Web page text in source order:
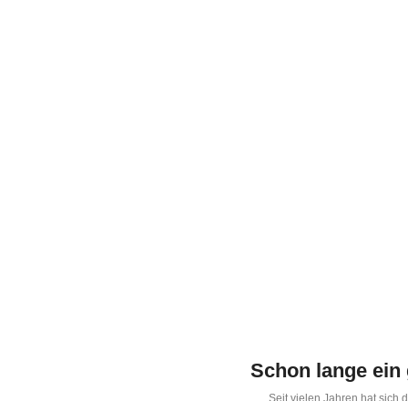
Schon lange
Seit vielen Jahren hat sich